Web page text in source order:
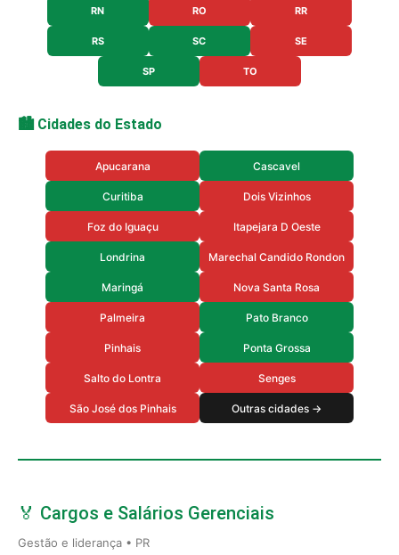
RN RO RR
RS SC SE
SP TO
🏙️ Cidades do Estado
Apucarana Cascavel
Curitiba Dois Vizinhos
Foz do Iguaçu Itapejara D Oeste
Londrina Marechal Candido Rondon
Maringá Nova Santa Rosa
Palmeira Pato Branco
Pinhais Ponta Grossa
Salto do Lontra Senges
São José dos Pinhais Outras cidades →
🏅 Cargos e Salários Gerenciais
Gestão e liderança • PR